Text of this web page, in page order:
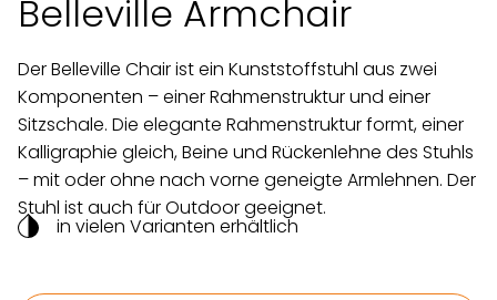
Belleville Armchair
Der Belleville Chair ist ein Kunststoffstuhl aus zwei
Komponenten – einer Rahmenstruktur und einer
Sitzschale. Die elegante Rahmenstruktur formt, einer
Kalligraphie gleich, Beine und Rückenlehne des Stuhls
– mit oder ohne nach vorne geneigte Armlehnen. Der
Stuhl ist auch für Outdoor geeignet.
in vielen Varianten erhältlich